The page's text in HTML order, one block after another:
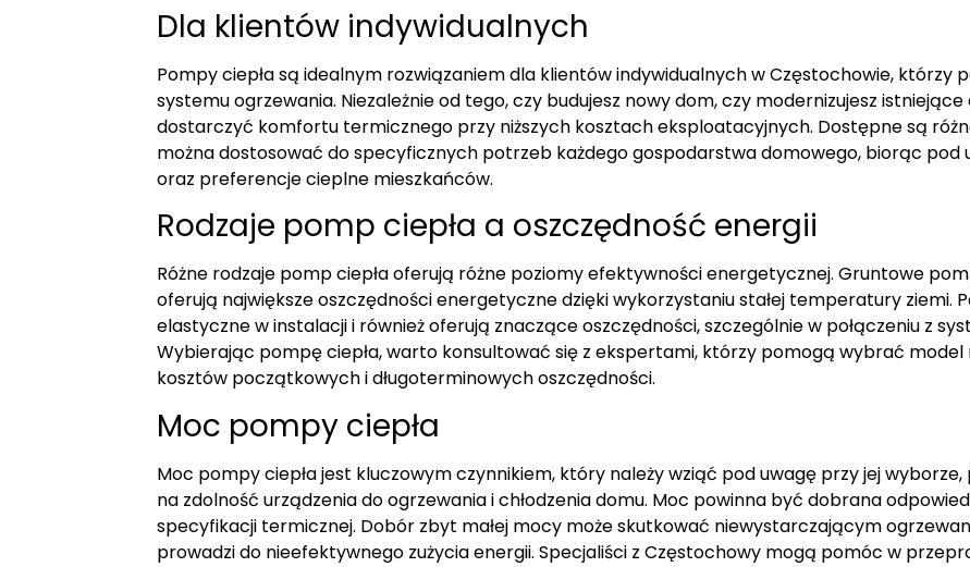
Dla klientów indywidualnych
Pompy ciepła są idealnym rozwiązaniem dla klientów indywidualnych w Częstochowie, którzy
systemu ogrzewania. Niezależnie od tego, czy budujesz nowy dom, czy modernizujesz
dostarczyć komfortu termicznego przy niższych kosztach eksploatacyjnych. Dostępne są
można dostosować do specyficznych potrzeb każdego gospodarstwa domowego, biorąc pod
oraz preferencje cieplne mieszkańców.
Rodzaje pomp ciepła a oszczędność energii
Różne rodzaje pomp ciepła oferują różne poziomy efektywności energetycznej. Gruntowe
oferują największe oszczędności energetyczne dzięki wykorzystaniu stałej temperatury ziemi.
elastyczne w instalacji i również oferują znaczące oszczędności, szczególnie w połączeniu z
Wybierając pompę ciepła, warto konsultować się z ekspertami, którzy pomogą wybrać
kosztów początkowych i długoterminowych oszczędności.
Moc pompy ciepła
Moc pompy ciepła jest kluczowym czynnikiem, który należy wziąć pod uwagę przy jej
na zdolność urządzenia do ogrzewania i chłodzenia domu. Moc powinna być dobrana
specyfikacji termicznej. Dobór zbyt małej mocy może skutkować niewystarczającym
prowadzi do nieefektywnego zużycia energii. Specjaliści z Częstochowy mogą pomóc w